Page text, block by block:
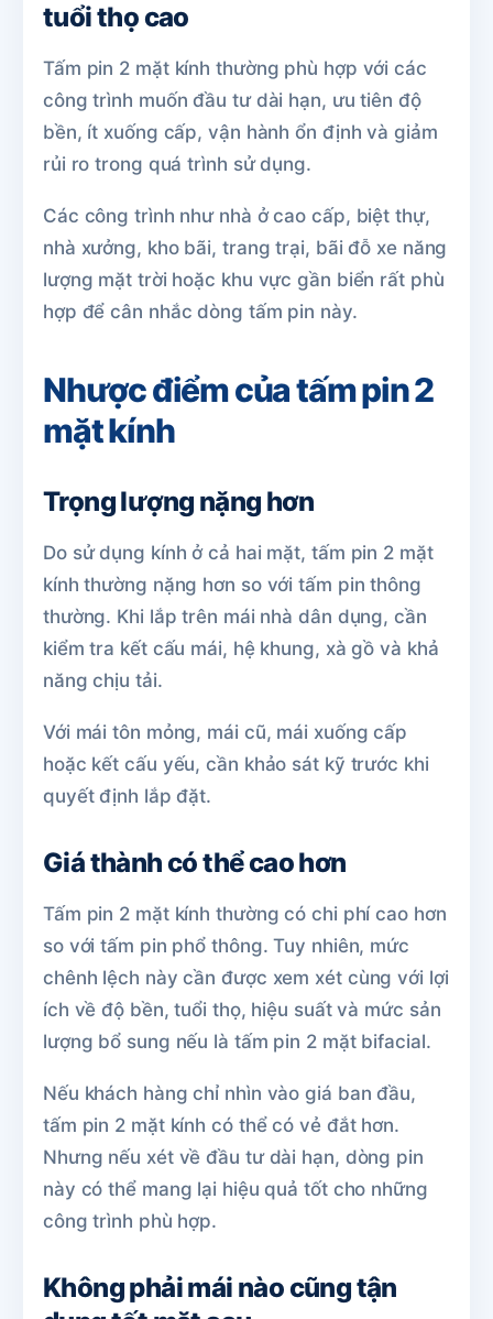
tuổi thọ cao
Tấm pin 2 mặt kính thường phù hợp với các
công trình muốn đầu tư dài hạn, ưu tiên độ
bền, ít xuống cấp, vận hành ổn định và giảm
rủi ro trong quá trình sử dụng.
Các công trình như nhà ở cao cấp, biệt thự,
nhà xưởng, kho bãi, trang trại, bãi đỗ xe năng
lượng mặt trời hoặc khu vực gần biển rất phù
hợp để cân nhắc dòng tấm pin này.
Nhược điểm của tấm pin 2
mặt kính
Trọng lượng nặng hơn
Do sử dụng kính ở cả hai mặt, tấm pin 2 mặt
kính thường nặng hơn so với tấm pin thông
thường. Khi lắp trên mái nhà dân dụng, cần
kiểm tra kết cấu mái, hệ khung, xà gồ và khả
năng chịu tải.
Với mái tôn mỏng, mái cũ, mái xuống cấp
hoặc kết cấu yếu, cần khảo sát kỹ trước khi
quyết định lắp đặt.
Giá thành có thể cao hơn
Tấm pin 2 mặt kính thường có chi phí cao hơn
so với tấm pin phổ thông. Tuy nhiên, mức
chênh lệch này cần được xem xét cùng với lợi
ích về độ bền, tuổi thọ, hiệu suất và mức sản
lượng bổ sung nếu là tấm pin 2 mặt bifacial.
Nếu khách hàng chỉ nhìn vào giá ban đầu,
tấm pin 2 mặt kính có thể có vẻ đắt hơn.
Nhưng nếu xét về đầu tư dài hạn, dòng pin
này có thể mang lại hiệu quả tốt cho những
công trình phù hợp.
Không phải mái nào cũng tận